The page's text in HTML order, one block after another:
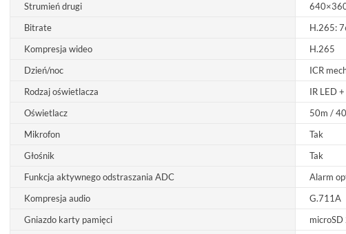
Strumień drugi
Bitrate
H.265:
Kompresja wideo
H.265
Dzień/noc
ICR
Rodzaj oświetlacza
IR LED
Oświetlacz
50m /
Mikrofon
Tak
Głośnik
Tak
Funkcja aktywnego odstraszania ADC
Alarm
Kompresja audio
G.711A
Gniazdo karty pamięci